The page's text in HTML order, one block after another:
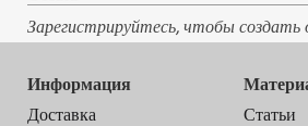
Зарегистрируйтесь, чтобы создать
Информация
Доставка
Статьи